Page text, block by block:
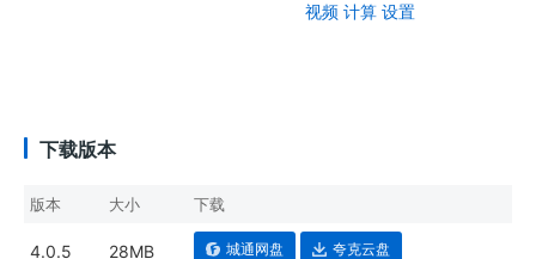
视频 计算 设置
下载版本
版本 大小 下载
4.0.5 28MB 城通网盘 夸克云盘